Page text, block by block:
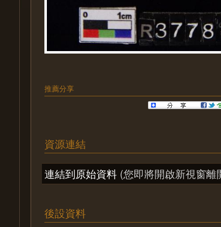
推薦分享
資源連結
連結到原始資料 (您即將開啟新視窗離
後設資料